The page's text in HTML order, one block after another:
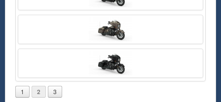
Montag, 06. Januar 2020 08:03 Uhr
Foto der Indian Chieftain aus dem Jahr 2019.
1 2 3